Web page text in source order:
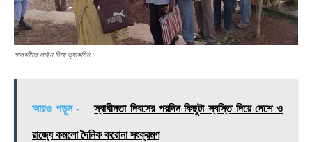
শালবনীতে লাইন দিয়ে ভ্যাকসিন :
আরও পড়ুন - স্বাধীনতা দিবসের পরদিন কিছুটা স্বস্তি দিয়ে দেশে ও
রাজ্যে কমলো দৈনিক করোনা সংক্রমণ